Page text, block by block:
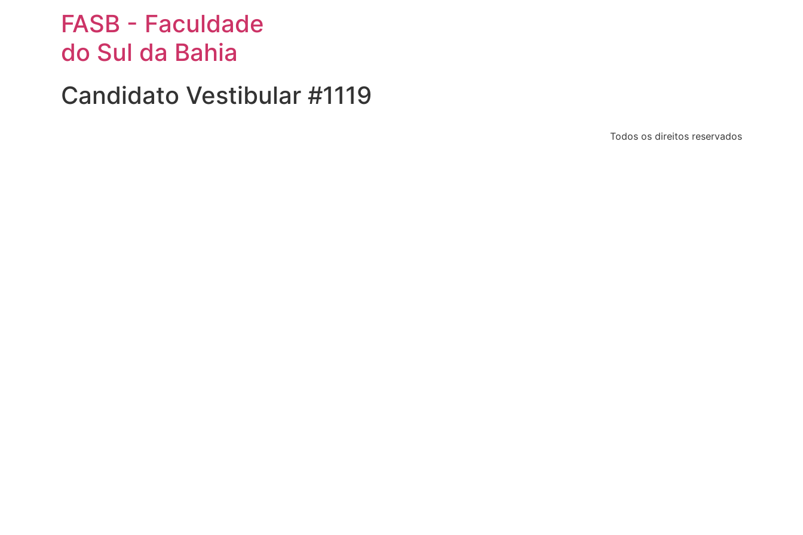
FASB - Faculdade
do Sul da Bahia
Candidato Vestibular #1119
Todos os direitos reservados